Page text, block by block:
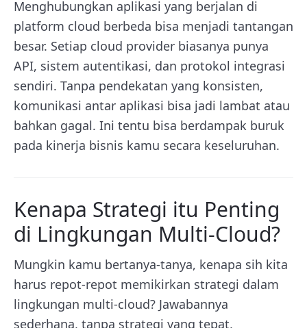
Menghubungkan aplikasi yang berjalan di
platform cloud berbeda bisa menjadi tantangan
besar. Setiap cloud provider biasanya punya
API, sistem autentikasi, dan protokol integrasi
sendiri. Tanpa pendekatan yang konsisten,
komunikasi antar aplikasi bisa jadi lambat atau
bahkan gagal. Ini tentu bisa berdampak buruk
pada kinerja bisnis kamu secara keseluruhan.
Kenapa Strategi itu Penting
di Lingkungan Multi-Cloud?
Mungkin kamu bertanya-tanya, kenapa sih kita
harus repot-repot memikirkan strategi dalam
lingkungan multi-cloud? Jawabannya
sederhana, tanpa strategi yang tepat,